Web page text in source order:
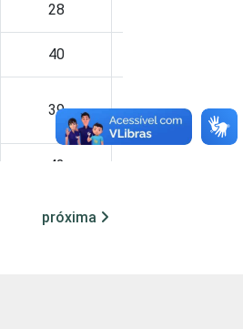
28
40
39 33
42
próxima